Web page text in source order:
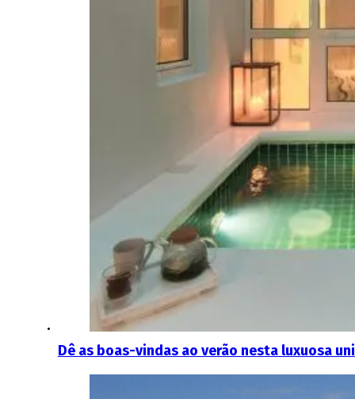
Dê as boas-vindas ao verão nesta luxuosa